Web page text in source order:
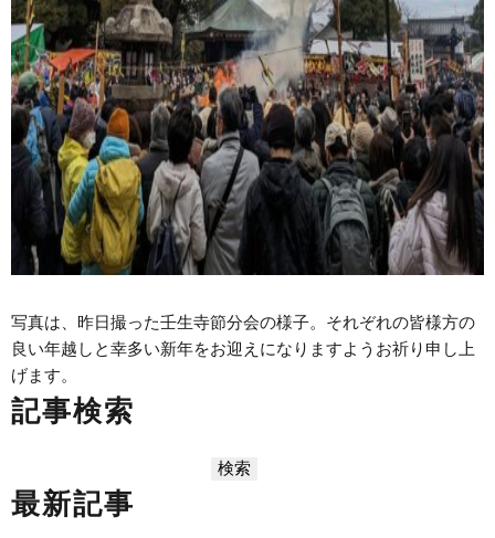
写真は、昨日撮った壬生寺節分会の様子。それぞれの皆様方の
良い年越しと幸多い新年をお迎えになりますようお祈り申し上
げます。
記事検索
最新記事